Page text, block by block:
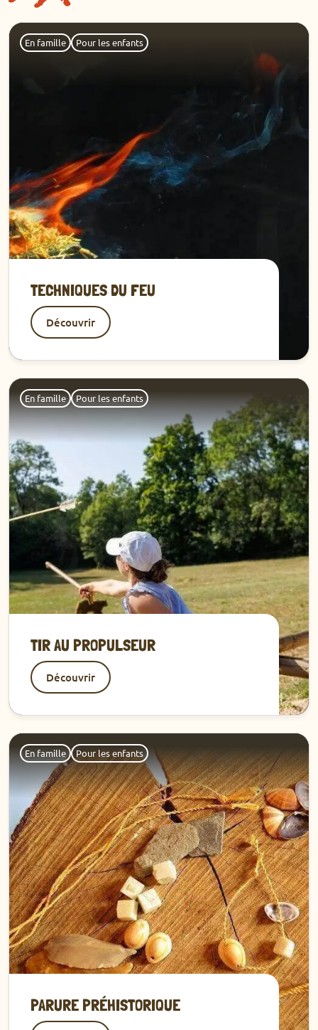
En famille Pour les enfants
TECHNIQUES DU FEU
Découvrir
Découvrir
En famille Pour les enfants
TIR AU PROPULSEUR
Découvrir
Découvrir
En famille Pour les enfants
PARURE PRÉHISTORIQUE
Découvrir